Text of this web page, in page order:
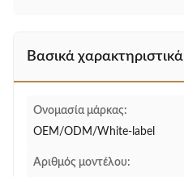
Βασικά χαρακτηριστικά
Ονομασία μάρκας:
OEM/ODM/White-label
Αριθμός μοντέλου: